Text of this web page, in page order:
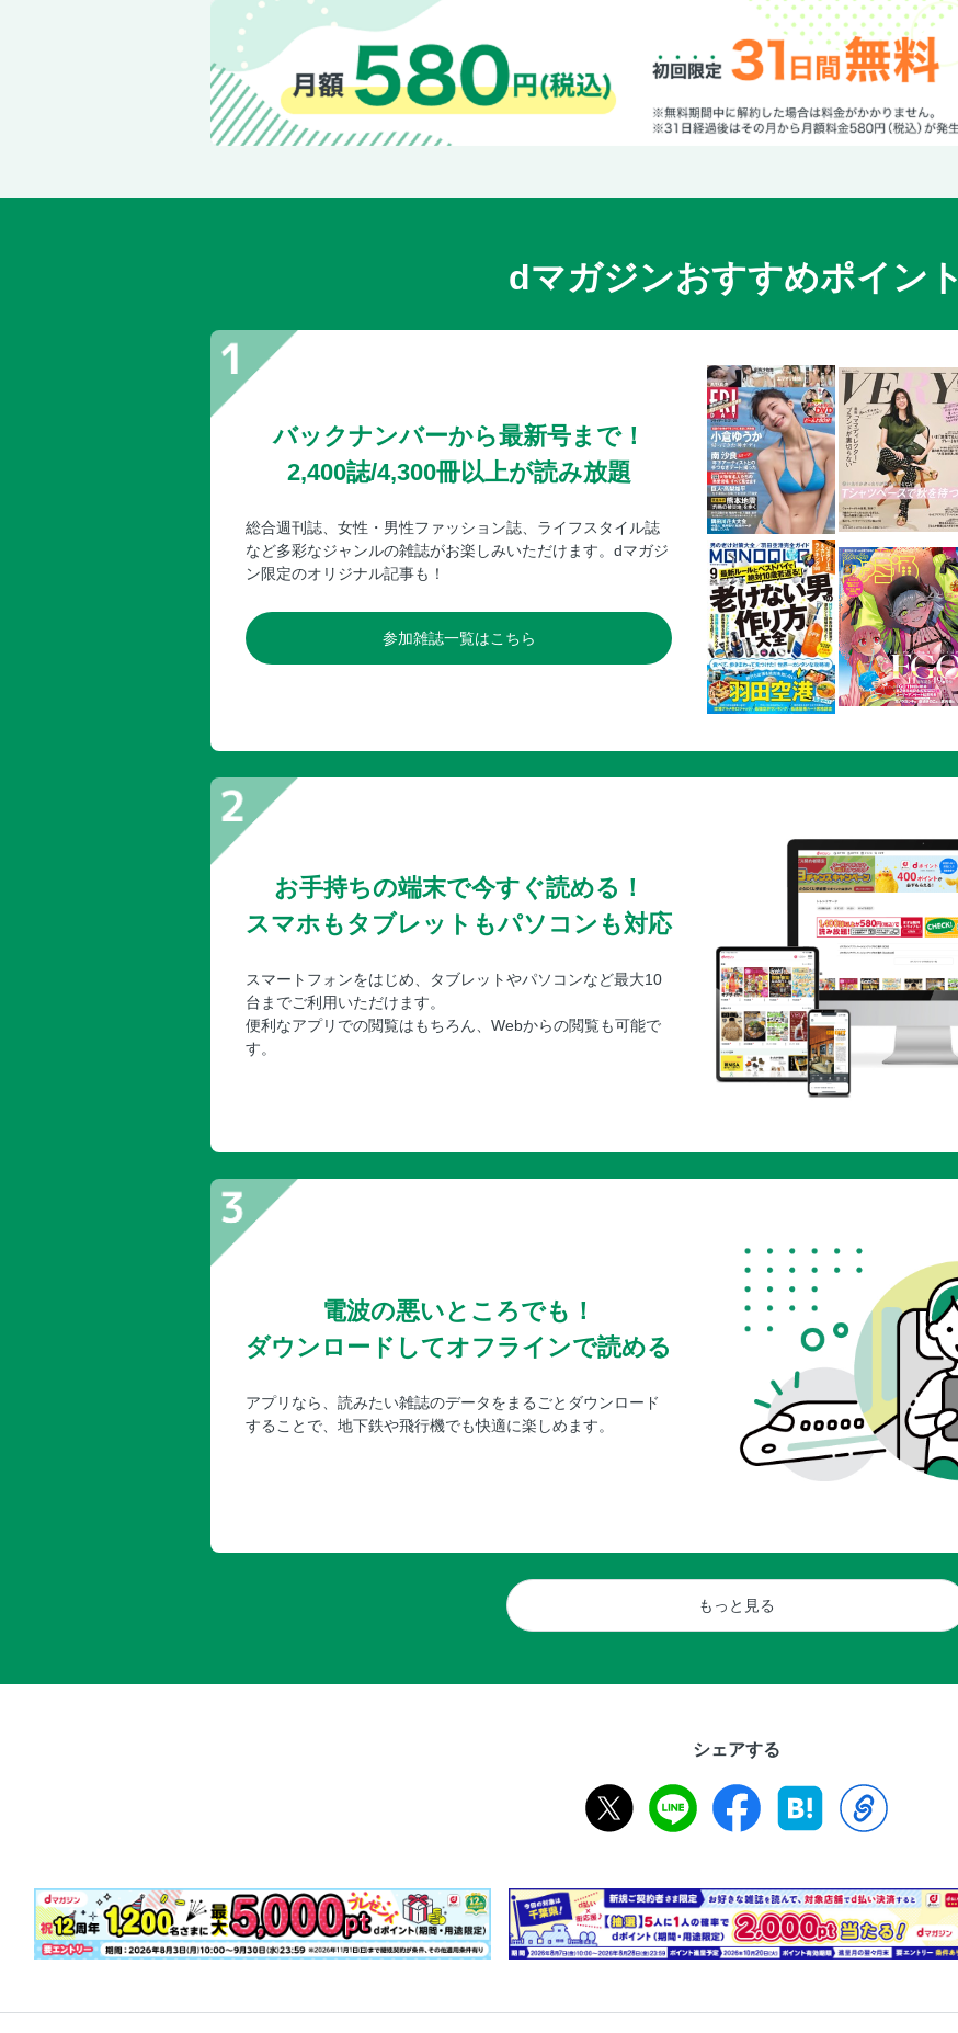
dマガジンおすすめポイント
バックナンバーから最新号まで！
2,400誌/4,300冊以上が読み放題
総合週刊誌、女性・男性ファッション誌、ライフスタイル誌
など多彩なジャンルの雑誌がお楽しみいただけます。dマガジ
ン限定のオリジナル記事も！
参加雑誌一覧はこちら
お手持ちの端末で今すぐ読める！
スマホもタブレットもパソコンも対応
スマートフォンをはじめ、タブレットやパソコンなど最大10
台までご利用いただけます。
便利なアプリでの閲覧はもちろん、Webからの閲覧も可能で
す。
電波の悪いところでも！
ダウンロードしてオフラインで読める
アプリなら、読みたい雑誌のデータをまるごとダウンロード
することで、地下鉄や飛行機でも快適に楽しめます。
もっと見る
シェアする